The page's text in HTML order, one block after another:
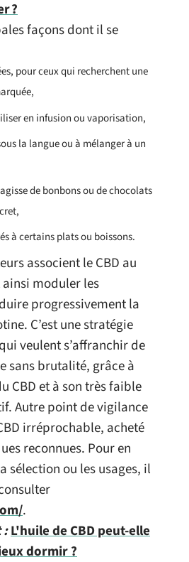
?
façons dont il se
pour ceux qui recherchent une
en infusion ou vaporisation,
la langue ou à mélanger à un
de bonbons ou de chocolats
à certains plats ou boissons.
associent le CBD au
moduler les
progressivement la
C’est une stratégie
veulent s’affranchir de
sans brutalité, grâce à
CBD et à son très faible
Autre point de vigilance
irréprochable, acheté
reconnues. Pour en
sélection ou les usages, il
.
:L'huile de CBD peut-elle
dormir ?